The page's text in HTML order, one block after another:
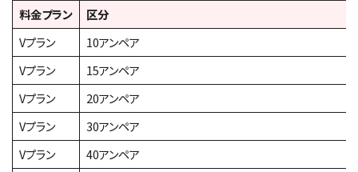
料金プラン
区分
Vプラン
10アンペア
Vプラン
15アンペア
Vプラン
20アンペア
Vプラン
30アンペア
Vプラン
40アンペア